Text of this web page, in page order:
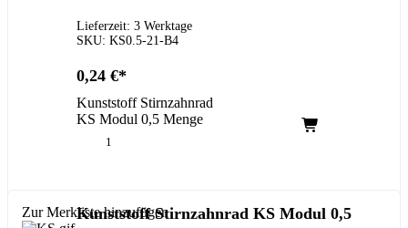
Lieferzeit: 3 Werktage
SKU: KS0.5-21-B4
0,24 €
Kunststoff Stirnzahnrad
KS Modul 0,5 Menge
Zur Merkliste hinzufügen
Kunststoff Stirnzahnrad KS Modul 0,5